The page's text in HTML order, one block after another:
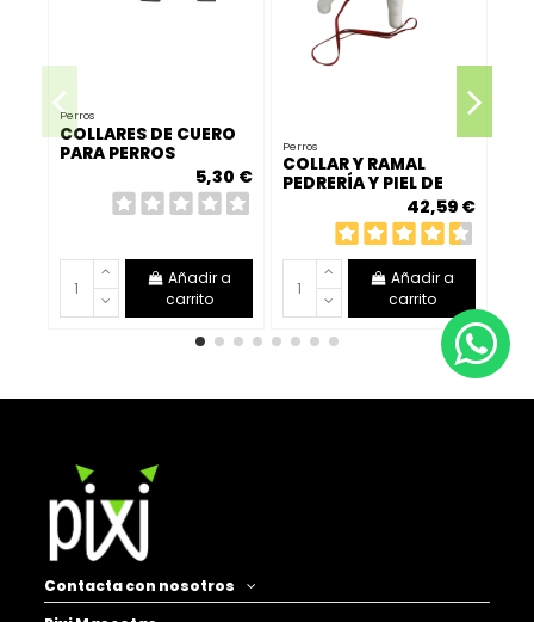
Perros
COLLARES DE CUERO
PARA PERROS
5,30 €
Añadir a
carrito
Perros
COLLAR Y RAMAL
PEDRERÍA Y PIEL DE
42,59 €
Añadir a
carrito
Contacta con nosotros